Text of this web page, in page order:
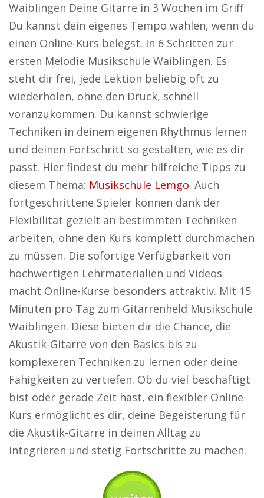
Waiblingen Deine Gitarre in 3 Wochen im Griff
Du kannst dein eigenes Tempo wählen, wenn du
einen Online-Kurs belegst. In 6 Schritten zur
ersten Melodie Musikschule Waiblingen. Es
steht dir frei, jede Lektion beliebig oft zu
wiederholen, ohne den Druck, schnell
voranzukommen. Du kannst schwierige
Techniken in deinem eigenen Rhythmus lernen
und deinen Fortschritt so gestalten, wie es dir
passt. Hier findest du mehr hilfreiche Tipps zu
diesem Thema: Musikschule Lemgo. Auch
fortgeschrittene Spieler können dank der
Flexibilität gezielt an bestimmten Techniken
arbeiten, ohne den Kurs komplett durchmachen
zu müssen. Die sofortige Verfügbarkeit von
hochwertigen Lehrmaterialien und Videos
macht Online-Kurse besonders attraktiv. Mit 15
Minuten pro Tag zum Gitarrenheld Musikschule
Waiblingen. Diese bieten dir die Chance, die
Akustik-Gitarre von den Basics bis zu
komplexeren Techniken zu lernen oder deine
Fähigkeiten zu vertiefen. Ob du viel beschäftigt
bist oder gerade Zeit hast, ein flexibler Online-
Kurs ermöglicht es dir, deine Begeisterung für
die Akustik-Gitarre in deinen Alltag zu
integrieren und stetig Fortschritte zu machen.